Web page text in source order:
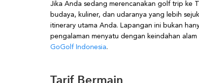
Jika Anda sedang merencanakan golf trip ke
budaya, kuliner, dan udaranya yang lebih
itinerary utama Anda. Lapangan ini bukan
pengalaman menyatu dengan keindahan
GoGolf Indonesia.